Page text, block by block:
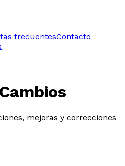
frecuentesContacto
mejoras y correcciones